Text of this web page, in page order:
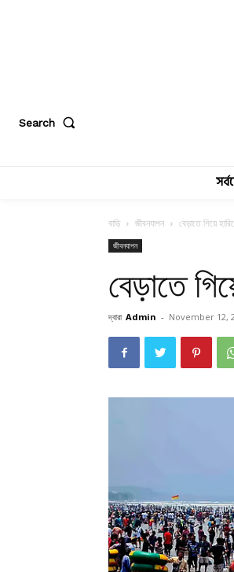
Search
বাড়ি জীবনযাপন বেড়াতে গিয়ে
জীবনযাপন
বেড়াতে
দ্বারা Admin - November 12,